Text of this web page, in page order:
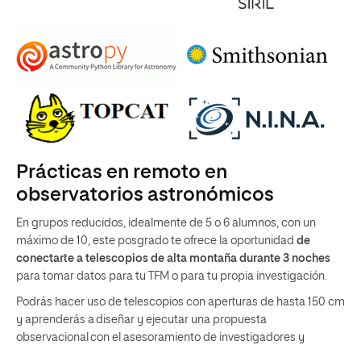
Prácticas en remoto en
observatorios astronómicos
En grupos reducidos, idealmente de 5 o 6 alumnos, con un
máximo de 10, este posgrado te ofrece la oportunidad de
conectarte a telescopios de alta montaña durante 3 noches
para tomar datos para tu TFM o para tu propia investigación.
Podrás hacer uso de telescopios con aperturas de hasta 150 cm
y aprenderás a diseñar y ejecutar una propuesta
observacional con el asesoramiento de investigadores y